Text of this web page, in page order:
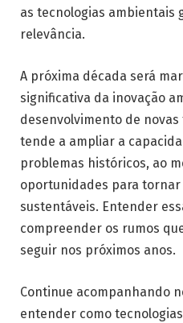
as tecnologias ambientais
relevância.
A próxima década será
significativa da inovação
desenvolvimento de
tende a ampliar a
problemas históricos, ao
oportunidades para tornar
sustentáveis. Entender
compreender os rumos
seguir nos próximos anos.
Continue acompanhando
entender como